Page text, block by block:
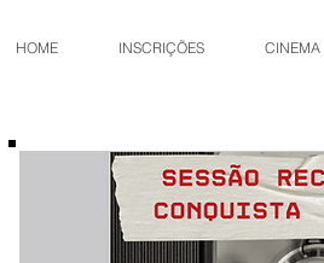
HOME INSCRIÇÕES CINEMA